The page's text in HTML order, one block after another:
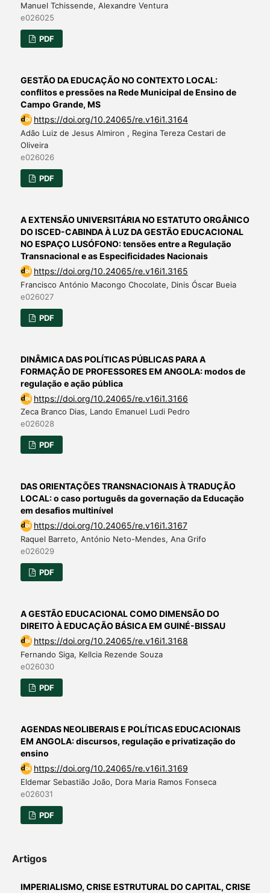
Manuel Tchissende, Alexandre Ventura
e026025
PDF
GESTÃO DA EDUCAÇÃO NO CONTEXTO LOCAL:
conflitos e pressões na Rede Municipal de Ensino de
Campo Grande, MS
https://doi.org/10.24065/re.v16i1.3164
Adão Luiz de Jesus Almiron , Regina Tereza Cestari de
Oliveira
e026026
PDF
A EXTENSÃO UNIVERSITÁRIA NO ESTATUTO ORGÂNICO
DO ISCED-CABINDA À LUZ DA GESTÃO EDUCACIONAL
NO ESPAÇO LUSÓFONO: tensões entre a Regulação
Transnacional e as Especificidades Nacionais
https://doi.org/10.24065/re.v16i1.3165
Francisco António Macongo Chocolate, Dinis Óscar Bueia
e026027
PDF
DINÂMICA DAS POLÍTICAS PÚBLICAS PARA A
FORMAÇÃO DE PROFESSORES EM ANGOLA: modos de
regulação e ação pública
https://doi.org/10.24065/re.v16i1.3166
Zeca Branco Dias, Lando Emanuel Ludi Pedro
e026028
PDF
DAS ORIENTAÇÕES TRANSNACIONAIS À TRADUÇÃO
LOCAL: o caso português da governação da Educação
em desafios multinível
https://doi.org/10.24065/re.v16i1.3167
Raquel Barreto, António Neto-Mendes, Ana Grifo
e026029
PDF
A GESTÃO EDUCACIONAL COMO DIMENSÃO DO
DIREITO À EDUCAÇÃO BÁSICA EM GUINÉ-BISSAU
https://doi.org/10.24065/re.v16i1.3168
Fernando Siga, Kellcia Rezende Souza
e026030
PDF
AGENDAS NEOLIBERAIS E POLÍTICAS EDUCACIONAIS
EM ANGOLA: discursos, regulação e privatização do
ensino
https://doi.org/10.24065/re.v16i1.3169
Eldemar Sebastião João, Dora Maria Ramos Fonseca
e026031
PDF
Artigos
IMPERIALISMO, CRISE ESTRUTURAL DO CAPITAL, CRISE